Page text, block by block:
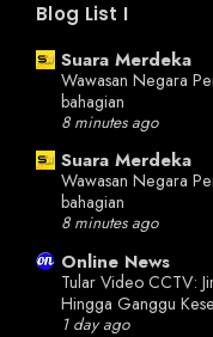
Blog List I
Suara Merdeka
Wawasan Negara
bahagian
8 minutes ago
Suara Merdeka
Wawasan Negara
bahagian
8 minutes ago
Online News
Tular Video CCTV:
Hingga Ganggu
1 day ago